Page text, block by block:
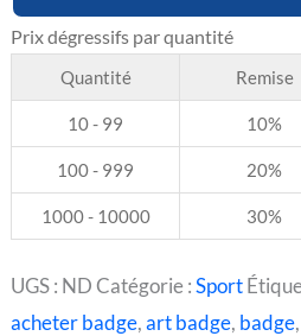
Quantité Remise
10 - 99 10%
100 - 999 20%
1000 - 10000 30%
UGS : NDCatégorie :Sport
acheter badge,art badge, badge,